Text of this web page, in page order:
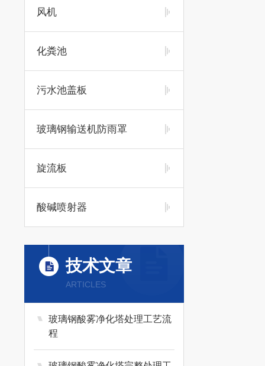
风机
化粪池
污水池盖板
玻璃钢输送机防雨罩
旋流板
酸碱喷射器
技术文章
ARTICLES
玻璃钢酸雾净化塔处理工艺流
程